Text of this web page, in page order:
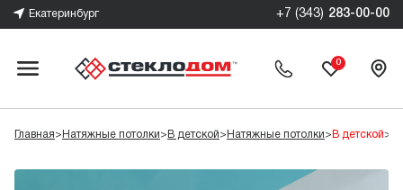
Екатеринбург +7 (343) 283-00-00
0
Главная> Натяжные потолки> В детской> Натяжные потолки> В детской>